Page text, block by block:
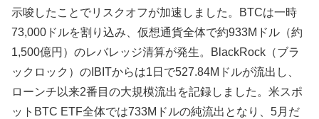
示唆したことでリスクオフが加速しました。BTCは一時
73,000ドルを割り込み、仮想通貨全体で約933Mドル（約
1,500億円）のレバレッジ清算が発生。BlackRock（ブラ
ックロック）のIBITからは1日で527.84Mドルが流出し、
ローンチ以来2番目の大規模流出を記録しました。米スポ
ットBTC ETF全体では733Mドルの純流出となり、5月だ